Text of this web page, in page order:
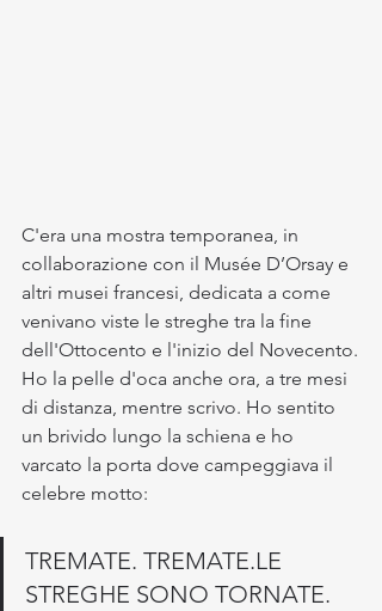
C'era una mostra temporanea, in
collaborazione con il Musée D’Orsay e
altri musei francesi, dedicata a come
venivano viste le streghe tra la fine
dell'Ottocento e l'inizio del Novecento.
Ho la pelle d'oca anche ora, a tre mesi
di distanza, mentre scrivo. Ho sentito
un brivido lungo la schiena e ho
varcato la porta dove campeggiava il
celebre motto:
TREMATE. TREMATE.LE
STREGHE SONO TORNATE.